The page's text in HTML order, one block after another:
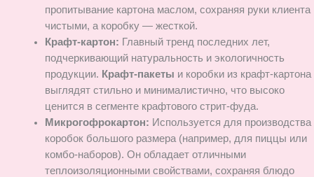
пропитывание картона маслом, сохраняя руки клиента
чистыми, а коробку — жесткой.
Крафт-картон: Главный тренд последних лет,
подчеркивающий натуральность и экологичность
продукции. Крафт-пакеты и коробки из крафт-картона
выглядят стильно и минималистично, что высоко
ценится в сегменте крафтового стрит-фуда.
Микрогофрокартон: Используется для производства
коробок большого размера (например, для пиццы или
комбо-наборов). Он обладает отличными
теплоизоляционными свойствами, сохраняя блюдо